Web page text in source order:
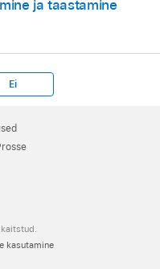
ja taastamine
Ei
kasutamine